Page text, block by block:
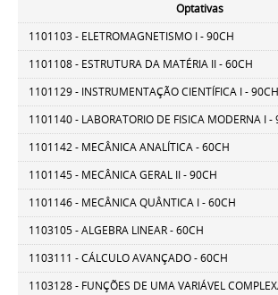
Optativas
1101103 - ELETROMAGNETISMO I - 90CH
1101108 - ESTRUTURA DA MATÉRIA II - 60CH
1101129 - INSTRUMENTAÇÃO CIENTÍFICA I - 90CH
1101140 - LABORATORIO DE FISICA MODERNA I -
1101142 - MECÂNICA ANALÍTICA - 60CH
1101145 - MECÂNICA GERAL II - 90CH
1101146 - MECÂNICA QUÂNTICA I - 60CH
1103105 - ALGEBRA LINEAR - 60CH
1103111 - CÁLCULO AVANÇADO - 60CH
1103128 - FUNÇÕES DE UMA VARIÁVEL